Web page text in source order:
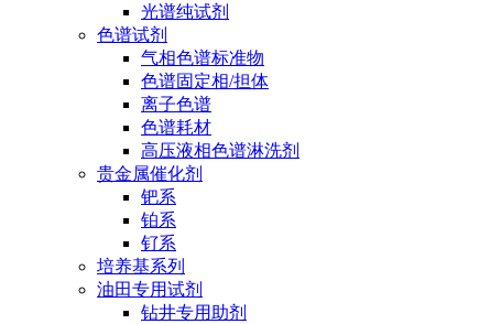
光谱纯试剂
色谱试剂
气相色谱标准物
色谱固定相/担体
离子色谱
色谱耗材
高压液相色谱淋洗剂
贵金属催化剂
钯系
铂系
钌系
培养基系列
油田专用试剂
钻井专用助剂